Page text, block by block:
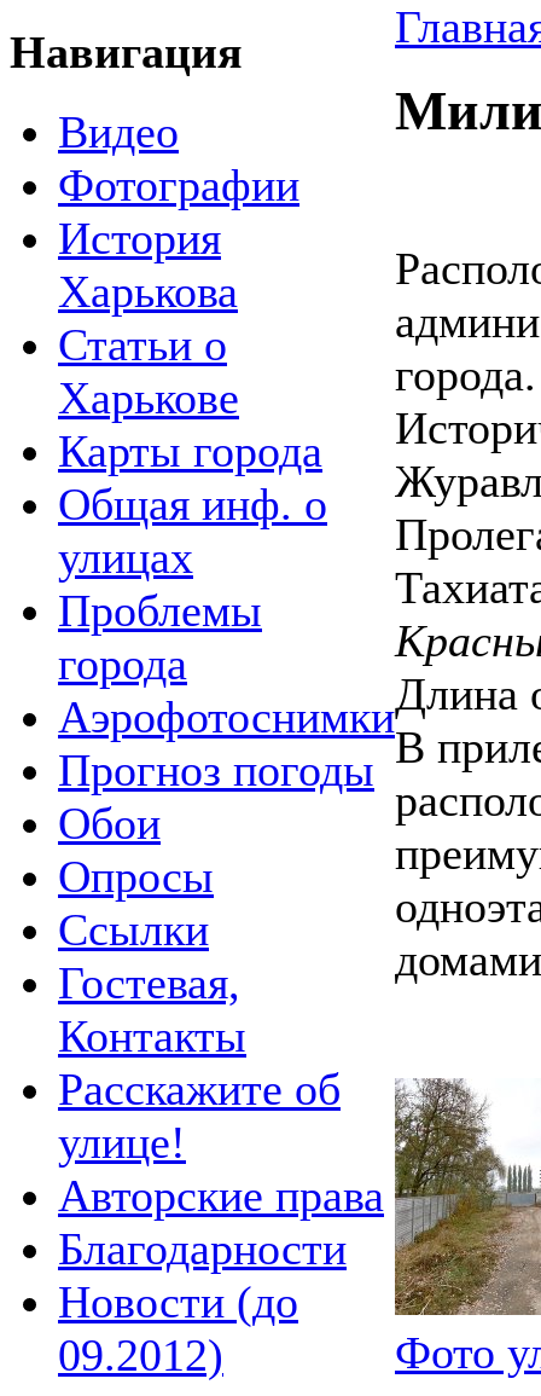
Навигация
Видео
Фотографии
История
Харькова
Статьи о
Харькове
Карты города
Общая инф. о
улицах
Проблемы
города
Аэрофотоснимки
Прогноз погоды
Обои
Опросы
Ссылки
Гостевая,
Контакты
Расскажите об
улице!
Авторские права
Благодарности
Новости (до
09.2012)
города.
Длина
В
Фото